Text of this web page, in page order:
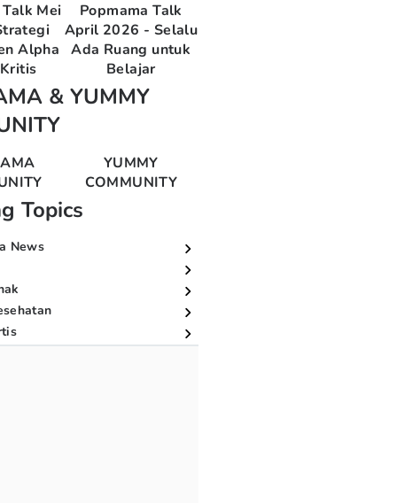
Mei
Alpha
Popmama Talk
April 2026 - Selalu
Ada Ruang untuk
Belajar
& YUMMY
YUMMY
COMMUNITY
Topics
News